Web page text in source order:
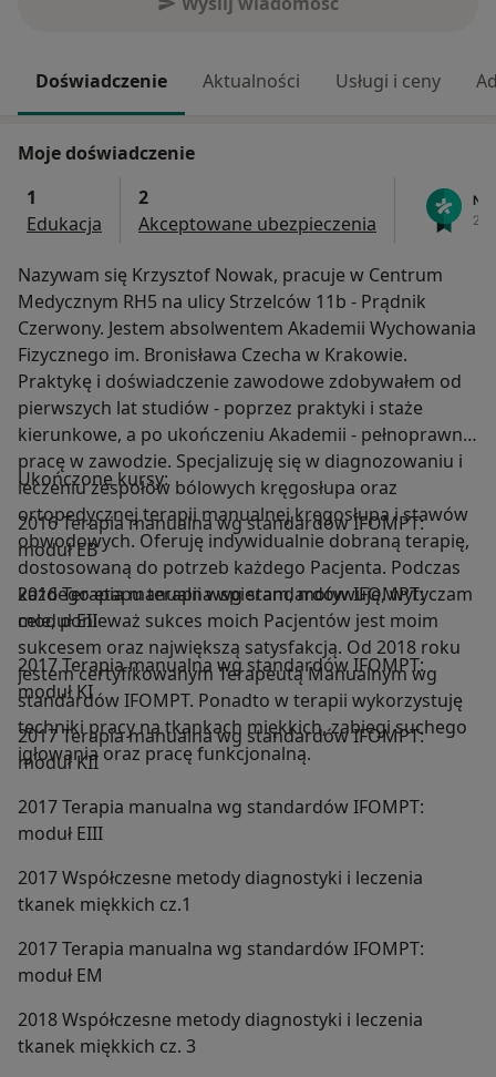
Doświadczenie Aktualności Usługi i ceny
Moje doświadczenie
1
Edukacja
2
Akceptowane ubezpieczenia
Nazywam się Krzysztof Nowak, pracuje w Centrum
Medycznym RH5 na ulicy Strzelców 11b - Prądnik
Czerwony. Jestem absolwentem Akademii Wychowania
Fizycznego im. Bronisława Czecha w Krakowie.
Praktykę i doświadczenie zawodowe zdobywałem od
pierwszych lat studiów - poprzez praktyki i staże
kierunkowe, a po ukończeniu Akademii - pełnoprawną
pracę w zawodzie. Specjalizuję się w diagnozowaniu i
leczeniu zespołów bólowych kręgosłupa oraz
ortopedycznej terapii manualnej kręgosłupa i stawów
obwodowych. Oferuję indywidualnie dobraną terapię,
dostosowaną do potrzeb każdego Pacjenta. Podczas
każdego etapu terapii wspieram, motywuję, wytyczam
cele, ponieważ sukces moich Pacjentów jest moim
sukcesem oraz największą satysfakcją. Od 2018 roku
jestem certyfikowanym Terapeutą Manualnym wg
standardów IFOMPT. Ponadto w terapii wykorzystuję
techniki pracy na tkankach miękkich, zabiegi suchego
igłowania oraz pracę funkcjonalną.
Ukończone kursy:
2016 Terapia manualna wg standardów IFOMPT:
moduł EB
2016 Terapia manualna wg standardów IFOMPT:
moduł EII
2017 Terapia manualna wg standardów IFOMPT:
moduł KI
2017 Terapia manualna wg standardów IFOMPT:
moduł KII
2017 Terapia manualna wg standardów IFOMPT:
moduł EIII
2017 Współczesne metody diagnostyki i leczenia
tkanek miękkich cz.1
2017 Terapia manualna wg standardów IFOMPT:
moduł EM
2018 Współczesne metody diagnostyki i leczenia
tkanek miękkich cz. 3